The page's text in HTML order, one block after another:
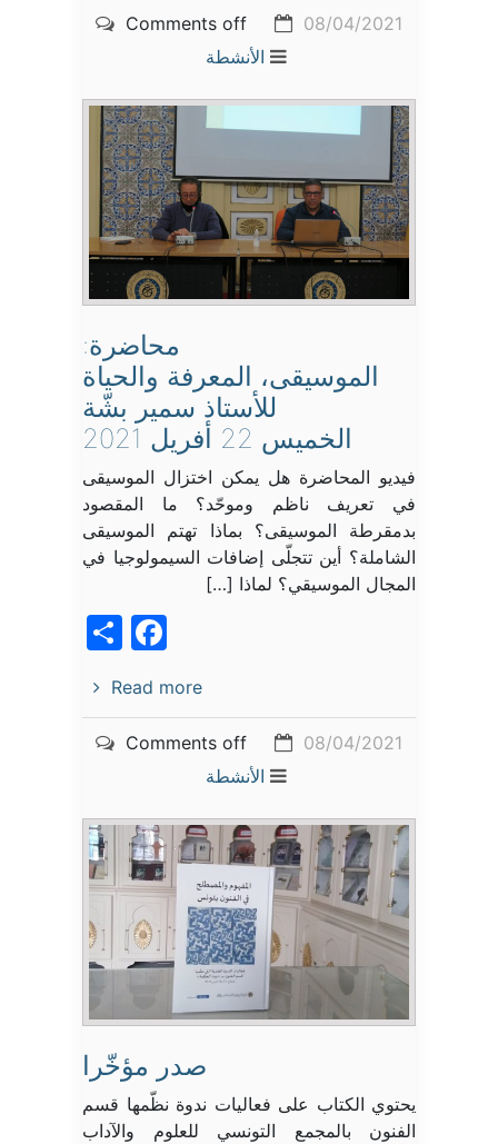
08/04/2021
Comments off
الأنشطة
محاضرة:
الموسيقى، المعرفة والحياة
للأستاذ سمير بشّة
الخميس 22 أفريل 2021
فيديو المحاضرة هل يمكن اختزال الموسيقى
في تعريف ناظم وموحّد؟ ما المقصود
بدمقرطة الموسيقى؟ بماذا تهتم الموسيقى
الشاملة؟ أين تتجلّى إضافات السيمولوجيا في
المجال الموسيقي؟ لماذا […]
Read more
08/04/2021
Comments off
الأنشطة
صدر مؤخّرا
يحتوي الكتاب على فعاليات ندوة نظّمها قسم
الفنون بالمجمع التونسي للعلوم والآداب